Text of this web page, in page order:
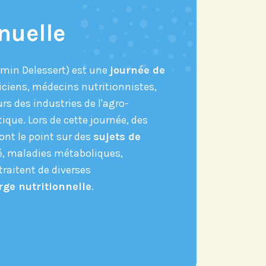
Delessert) est une journée de
médecins nutritionnistes,
des industries de l'agro-
Lors de cette journée, des
le point sur des sujets de
maladies métaboliques,
de diverses
nutritionnelle.
actu par mail,
de vos
de Recherche